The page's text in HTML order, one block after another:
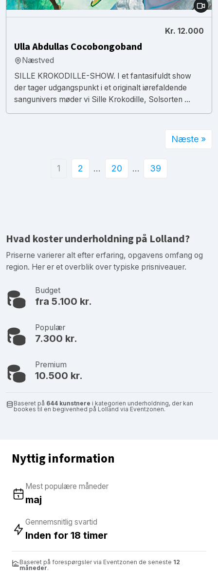
Kr. 12.000
Ulla Abdullas Cocobongoband
Næstved
SILLE KROKODILLE-SHOW. I et fantasifuldt show
der tager udgangspunkt i et originalt iørefaldende
sangunivers møder vi Sille Krokodille, Solsorten ...
1 2 … 20 … 39
Næste »
Hvad koster underholdning på Lolland?
Priserne varierer alt efter erfaring, opgavens omfang og
region. Her er et overblik over typiske prisniveauer.
Budget
fra 5.100 kr.
Populær
7.300 kr.
Premium
10.500 kr.
Baseret på 644 kunstnere i kategorien underholdning, der kan
bookes til en begivenhed på Lolland via Eventzonen.
Nyttig information
Mest populære måneder
maj
Gennemsnitlig svartid
Inden for 18 timer
Baseret på forespørgsler via Eventzonen de seneste 12
måneder.